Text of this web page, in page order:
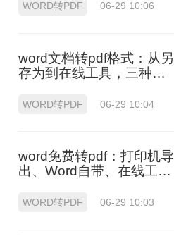
WORD转PDF 06-29 10:06
word文档转pdf格式：从另
存为到在线工具，三种路
WORD转PDF 06-29 10:04
word免费转pdf：打印机导
出、Word自带、在线工具
WORD转PDF 06-29 10:03